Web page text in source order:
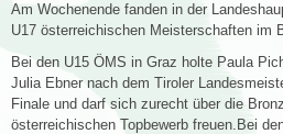
Am Wochenende fanden in der
U17 österreichischen Meisterschaften im
Bei den U15 ÖMS in Graz holte Paula
Julia Ebner nach dem Tiroler
Finale und darf sich zurecht über die
österreichischen Topbewerb freuen.Bei